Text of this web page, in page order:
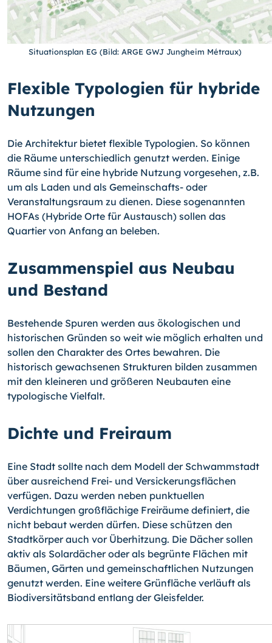
Situationsplan EG (Bild: ARGE GWJ Jungheim Métraux)
Flexible Typologien für hybride
Nutzungen
Die Architektur bietet flexible Typologien. So können
die Räume unterschiedlich genutzt werden. Einige
Räume sind für eine hybride Nutzung vorgesehen, z.B.
um als Laden und als Gemeinschafts- oder
Veranstaltungsraum zu dienen. Diese sogenannten
HOFAs (Hybride Orte für Austausch) sollen das
Quartier von Anfang an beleben.
Zusammenspiel aus Neubau
und Bestand
Bestehende Spuren werden aus ökologischen und
historischen Gründen so weit wie möglich erhalten und
sollen den Charakter des Ortes bewahren. Die
historisch gewachsenen Strukturen bilden zusammen
mit den kleineren und größeren Neubauten eine
typologische Vielfalt.
Dichte und Freiraum
Eine Stadt sollte nach dem Modell der Schwammstadt
über ausreichend Frei- und Versickerungsflächen
verfügen. Dazu werden neben punktuellen
Verdichtungen großflächige Freiräume definiert, die
nicht bebaut werden dürfen. Diese schützen den
Stadtkörper auch vor Überhitzung. Die Dächer sollen
aktiv als Solardächer oder als begrünte Flächen mit
Bäumen, Gärten und gemeinschaftlichen Nutzungen
genutzt werden. Eine weitere Grünfläche verläuft als
Biodiversitätsband entlang der Gleisfelder.